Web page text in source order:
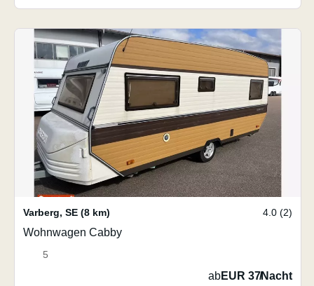
Varberg, SE (8 km) 4.0 (2)
Wohnwagen Cabby
5
abEUR 37/Nacht